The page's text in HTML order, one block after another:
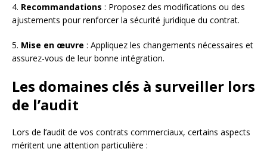
4. Recommandations : Proposez des modifications ou des
ajustements pour renforcer la sécurité juridique du contrat.
5. Mise en œuvre : Appliquez les changements nécessaires et
assurez-vous de leur bonne intégration.
Les domaines clés à surveiller lors
de l’audit
Lors de l’audit de vos contrats commerciaux, certains aspects
méritent une attention particulière :